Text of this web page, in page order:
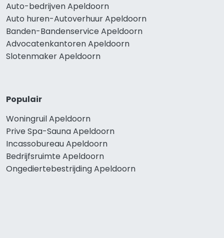
Auto-bedrijven Apeldoorn
Auto huren-Autoverhuur Apeldoorn
Banden-Bandenservice Apeldoorn
Advocatenkantoren Apeldoorn
Slotenmaker Apeldoorn
Populair
Woningruil Apeldoorn
Prive Spa-Sauna Apeldoorn
Incassobureau Apeldoorn
Bedrijfsruimte Apeldoorn
Ongediertebestrijding Apeldoorn